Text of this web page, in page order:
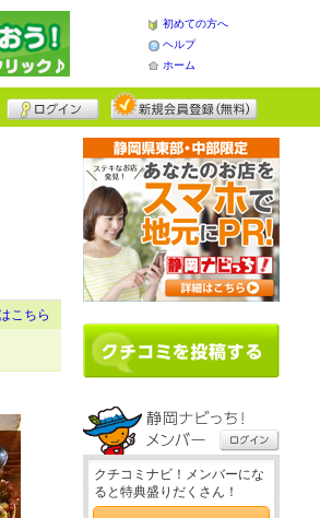
初めての方へ
ヘルプ
ホーム
こちら
クチコミナビ！メンバーにな
ると特典盛りだくさん！